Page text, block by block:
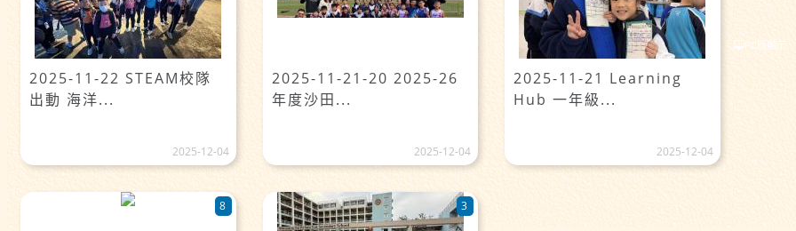
2025-11-22 STEAM校隊
出動 海洋...
2025-12-04
2025-11-21-20 2025-26
年度沙田...
2025-12-04
2025-11-21 Learning
Hub 一年級...
2025-12-04
8 3
PC版顯示